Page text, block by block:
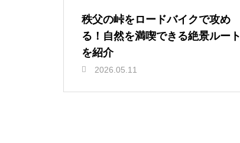
秩父の峠をロードバイクで攻め
る！自然を満喫できる絶景ルート
を紹介
2026.05.11